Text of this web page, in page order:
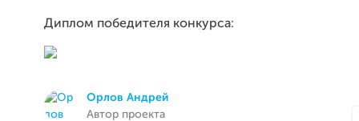
Диплом победителя конкурса:
Орлов Андрей
Автор проекта